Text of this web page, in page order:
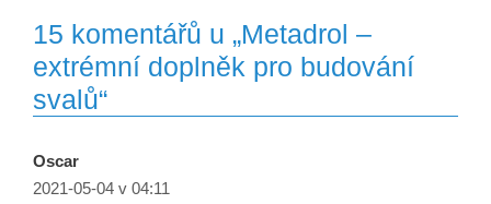
15 komentářů u „Metadrol –
extrémní doplněk pro budování
svalů“
Oscar
2021-05-04 v 04:11